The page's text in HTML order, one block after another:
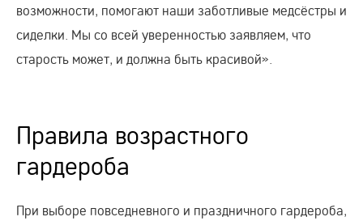
возможности, помогают наши заботливые медсёстры и
сиделки. Мы со всей уверенностью заявляем, что
старость может, и должна быть красивой».
Правила возрастного
гардероба
При выборе повседневного и праздничного гардероба,